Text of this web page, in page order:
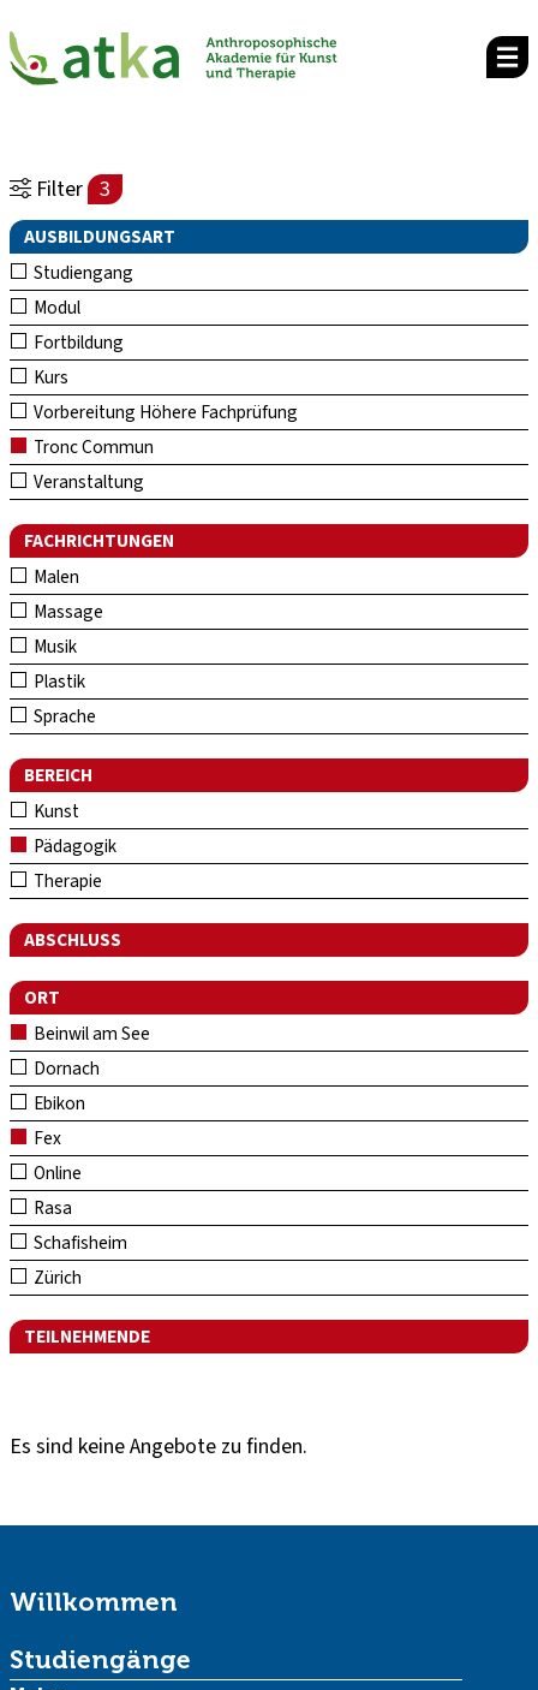
Filter 3
AUSBILDUNGSART
Studiengang
Modul
Fortbildung
Kurs
Vorbereitung Höhere Fachprüfung
Tronc Commun
Veranstaltung
FACHRICHTUNGEN
Malen
Massage
Musik
Plastik
Sprache
BEREICH
Kunst
Pädagogik
Therapie
ABSCHLUSS
ORT
Beinwil am See
Dornach
Ebikon
Fex
Online
Rasa
Schafisheim
Zürich
TEILNEHMENDE
Es sind keine Angebote zu finden.
Willkommen
Studiengänge